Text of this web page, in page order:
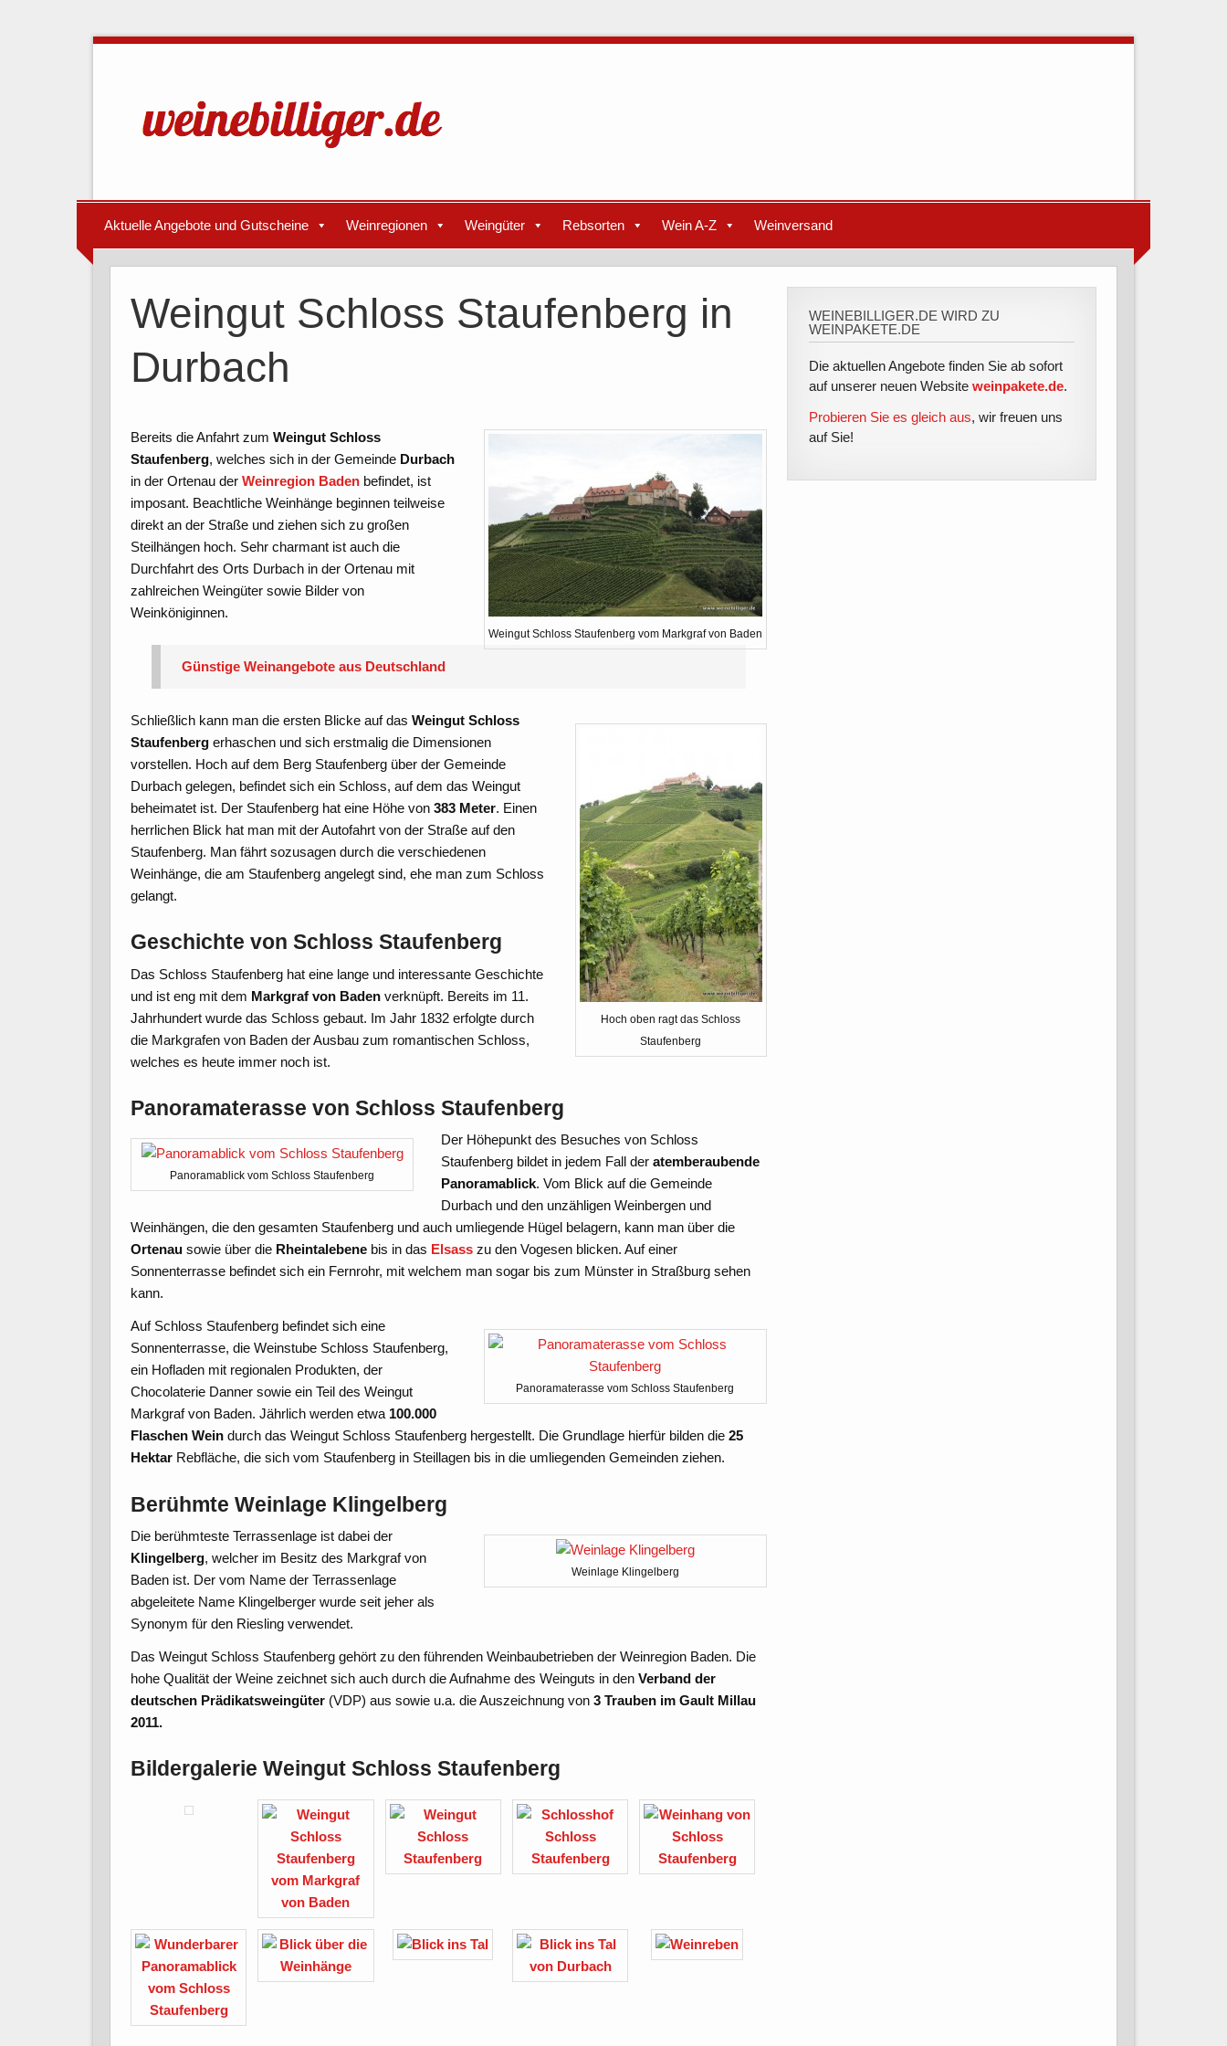
Aktuelle Angebote und Gutscheine Weinregionen Weingüter Rebsorten Wein A-Z Weinversand
Weingut Schloss Staufenberg in
Durbach
Weingut Schloss Staufenberg vom Markgraf von Baden
Bereits die Anfahrt zumWeingut Schloss
Staufenberg, welches sich in der Gemeinde Durbach
in der Ortenau derWeinregion Baden befindet, ist
imposant. Beachtliche Weinhänge beginnen teilweise
direkt an der Straße und ziehen sich zu großen
Steilhängen hoch. Sehr charmant ist auch die
Durchfahrt des Orts Durbach in der Ortenau mit
zahlreichen Weingüter sowie Bilder von
Weinköniginnen.
Günstige Weinangebote aus Deutschland
Hoch oben ragt das Schloss
Staufenberg
Schließlich kann man die ersten Blicke auf dasWeingut Schloss
Staufenberg erhaschen und sich erstmalig die Dimensionen
vorstellen. Hoch auf dem Berg Staufenberg über der Gemeinde
Durbach gelegen, befindet sich ein Schloss, auf dem das Weingut
beheimatet ist. Der Staufenberg hat eine Höhe von383 Meter. Einen
herrlichen Blick hat man mit der Autofahrt von der Straße auf den
Staufenberg. Man fährt sozusagen durch die verschiedenen
Weinhänge, die am Staufenberg angelegt sind, ehe man zum Schloss
gelangt.
Geschichte von Schloss Staufenberg
Das Schloss Staufenberg hat eine lange und interessante Geschichte
und ist eng mit dem Markgraf von Baden verknüpft. Bereits im 11.
Jahrhundert wurde das Schloss gebaut. Im Jahr 1832 erfolgte durch
die Markgrafen von Baden der Ausbau zum romantischen Schloss,
welches es heute immer noch ist.
Panoramaterasse von Schloss Staufenberg
Panoramablick vom Schloss Staufenberg
Der Höhepunkt des Besuches von Schloss
Staufenberg bildet in jedem Fall deratemberaubende
Panoramablick. Vom Blick auf die Gemeinde
Durbach und den unzähligen Weinbergen und
Weinhängen, die den gesamten Staufenberg und auch umliegende Hügel belagern, kann man über die
Ortenau sowie über die Rheintalebene bis in das Elsasszu den Vogesen blicken. Auf einer
Sonnenterrasse befindet sich ein Fernrohr, mit welchem man sogar bis zum Münster in Straßburg sehen
kann.
Panoramaterasse vom Schloss Staufenberg
Auf Schloss Staufenberg befindet sich eine
Sonnenterrasse, die Weinstube Schloss Staufenberg,
ein Hofladen mit regionalen Produkten, der
Chocolaterie Danner sowie ein Teil des Weingut
Markgraf von Baden. Jährlich werden etwa 100.000
Flaschen Wein durch das Weingut Schloss Staufenberg hergestellt. Die Grundlage hierfür bilden die25
Hektar Rebfläche, die sich vom Staufenberg in Steillagen bis in die umliegenden Gemeinden ziehen.
Berühmte Weinlage Klingelberg
Weinlage Klingelberg
Die berühmteste Terrassenlage ist dabei der
Klingelberg, welcher im Besitz des Markgraf von
Baden ist. Der vom Name der Terrassenlage
abgeleitete Name Klingelberger wurde seit jeher als
Synonym für den Riesling verwendet.
Das Weingut Schloss Staufenberg gehört zu den führenden Weinbaubetrieben der Weinregion Baden. Die
hohe Qualität der Weine zeichnet sich auch durch die Aufnahme des Weinguts in denVerband der
deutschen Prädikatsweingüter (VDP) aus sowie u.a. die Auszeichnung von3 Trauben im Gault Millau
2011.
Bildergalerie Weingut Schloss Staufenberg
WEINEBILLIGER.DE WIRD ZU
WEINPAKETE.DE
Die aktuellen Angebote finden Sie ab sofort
auf unserer neuen Websiteweinpakete.de.
Probieren Sie es gleich aus, wir freuen uns
auf Sie!